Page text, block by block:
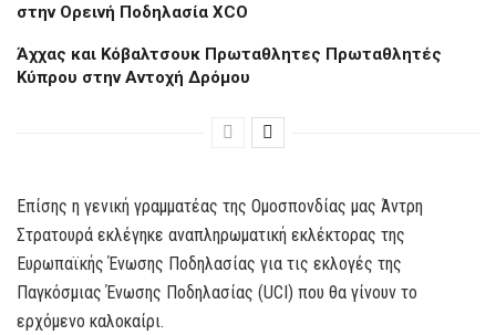
στην Ορεινή Ποδηλασία XCO
Άχχας και Κόβαλτσουκ Πρωταθλητες Πρωταθλητές
Κύπρου στην Αντοχή Δρόμου
Επίσης η γενική γραμματέας της Ομοσπονδίας μας Άντρη
Στρατουρά εκλέγηκε αναπληρωματική εκλέκτορας της
Ευρωπαϊκής Ένωσης Ποδηλασίας για τις εκλογές της
Παγκόσμιας Ένωσης Ποδηλασίας (UCI) που θα γίνουν το
ερχόμενο καλοκαίρι.